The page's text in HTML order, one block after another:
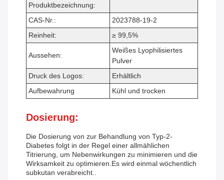
Produktbezeichnung:
CAS-Nr.:
2023788-19-2
Reinheit:
≥ 99,5%
Aussehen:
Weißes Lyophilisiertes
Pulver
Druck des Logos:
Erhältlich
Aufbewahrung
Kühl und trocken
Dosierung:
Die Dosierung von zur Behandlung von Typ-2-
Diabetes folgt in der Regel einer allmählichen
Titrierung, um Nebenwirkungen zu minimieren und die
Wirksamkeit zu optimieren.Es wird einmal wöchentlich
subkutan verabreicht..